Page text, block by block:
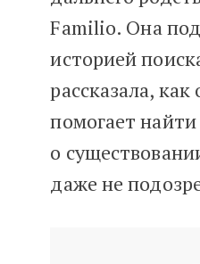
Familio. Она
историей
рассказала,
помогает
о
даже не